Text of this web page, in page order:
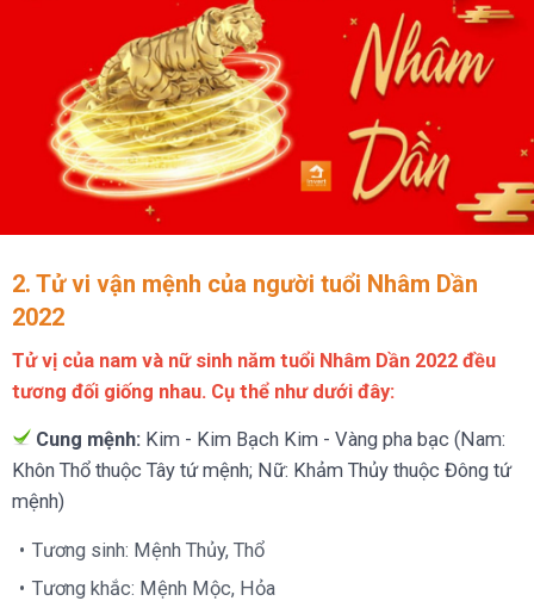
2. Tử vi vận mệnh của người tuổi Nhâm Dần
2022
Tử vị của nam và nữ sinh năm tuổi Nhâm Dần 2022 đều
tương đối giống nhau. Cụ thể như dưới đây:
Cung mệnh: Kim - Kim Bạch Kim - Vàng pha bạc (Nam:
Khôn Thổ thuộc Tây tứ mệnh; Nữ: Khảm Thủy thuộc Đông tứ
mệnh)
Tương sinh: Mệnh Thủy, Thổ
Tương khắc: Mệnh Mộc, Hỏa